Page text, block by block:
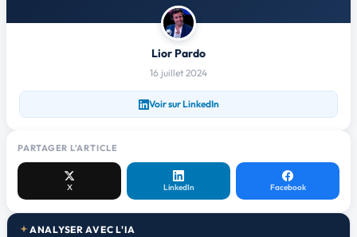
Lior Pardo
16 juillet 2024
Voir sur LinkedIn
PARTAGER L'ARTICLE
X LinkedIn Facebook
ANALYSER AVEC L'IA